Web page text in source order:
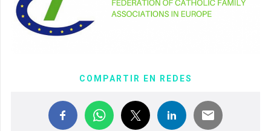
COMPARTIR EN REDES